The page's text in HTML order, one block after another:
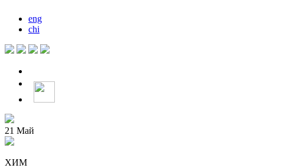
eng
chi
21 Май
ХИМ